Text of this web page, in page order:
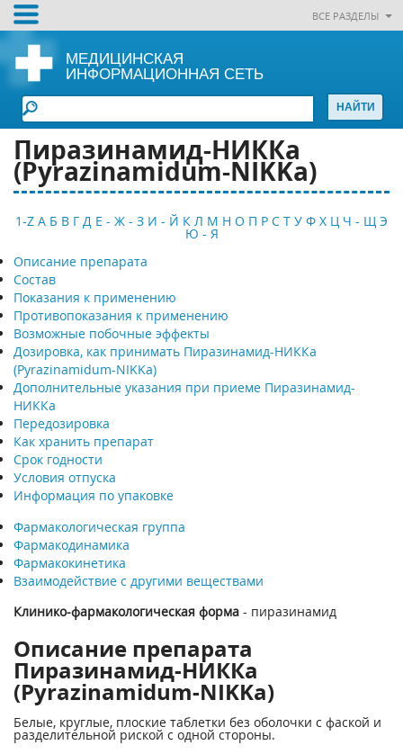
ВСЕ РАЗДЕЛЫ
МЕДИЦИНСКАЯ
ИНФОРМАЦИОННАЯ СЕТЬ
Пиразинамид-НИККа
(Pyrazinamidum-NIKKa)
1-Z А Б В Г Д Е - Ж - З И - Й К Л М Н О П Р С Т У Ф Х Ц Ч - Щ Э
Ю - Я
Описание препарата
Состав
Показания к применению
Противопоказания к применению
Возможные побочные эффекты
Дозировка, как принимать Пиразинамид-НИККа
(Pyrazinamidum-NIKKa)
Дополнительные указания при приеме Пиразинамид-
НИККа
Передозировка
Как хранить препарат
Срок годности
Условия отпуска
Информация по упаковке
Фармакологическая группа
Фармакодинамика
Фармакокинетика
Взаимодействие с другими веществами
Клинико-фармакологическая форма - пиразинамид
Описание препарата
Пиразинамид-НИККа
(Pyrazinamidum-NIKKa)
Белые, круглые, плоские таблетки без оболочки с фаской и
разделительной риской с одной стороны.